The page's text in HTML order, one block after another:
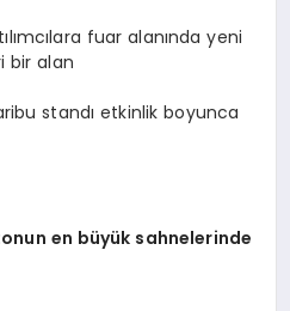
fuar alanında yeni
bir alan
standı etkinlik boyunca
en büyük sahnelerinde